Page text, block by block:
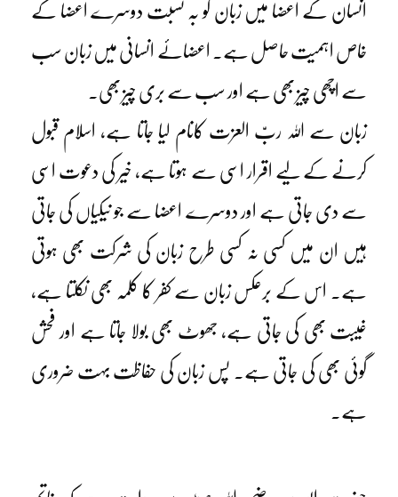
انسان کے اعضا میں زبان کو بہ نسبت دوسرے اعضا کے
خاص اہمیت حاصل ہے۔ اعضائے انسانی میں زبان سب
سے اچھی چیز بھی ہے اور سب سے بری چیز بھی۔
زبان سے اللہ ربّ العزت کانام لیا جاتا ہے، اسلام قبول
کرنے کے لیے اقرار اسی سے ہوتا ہے، خیر کی دعوت اسی
سے دی جاتی ہے اور دوسرے اعضا سے جو نیکیاں کی جاتی
ہیں ان میں کسی نہ کسی طرح زبان کی شرکت بھی ہوتی
ہے۔ اس کے برعکس زبان سے کفر کا کلمہ بھی نکلتا ہے،
غیبت بھی کی جاتی ہے، جھوٹ بھی بولا جاتا ہے اور فحش
گوئی بھی کی جاتی ہے۔ پس زبان کی حفاظت بہت ضروری
ہے۔